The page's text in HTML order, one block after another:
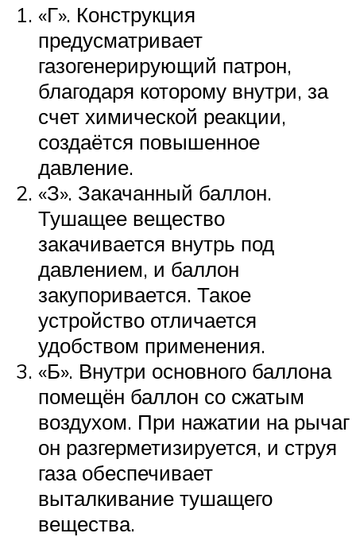
«Г». Конструкция
предусматривает
газогенерирующий патрон,
благодаря которому внутри, за
счет химической реакции,
создаётся повышенное
давление.
«З». Закачанный баллон.
Тушащее вещество
закачивается внутрь под
давлением, и баллон
закупоривается. Такое
устройство отличается
удобством применения.
«Б». Внутри основного баллона
помещён баллон со сжатым
воздухом. При нажатии на рычаг
он разгерметизируется, и струя
газа обеспечивает
выталкивание тушащего
вещества.